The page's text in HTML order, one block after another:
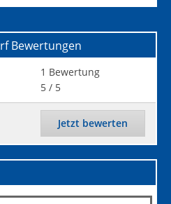
Bewertungen
1 Bewertung
5 / 5
Jetzt bewerten